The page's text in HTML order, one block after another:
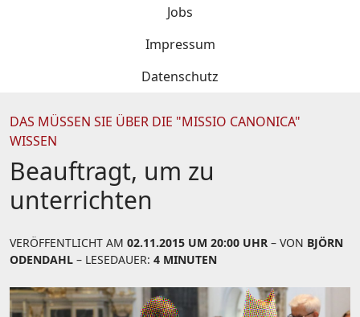
Jobs
Impressum
Datenschutz
DAS MÜSSEN SIE ÜBER DIE "MISSIO CANONICA"
WISSEN
Beauftragt, um zu
unterrichten
VERÖFFENTLICHT AM 02.11.2015 UM 20:00 UHR – VON BJÖRN
ODENDAHL – LESEDAUER: 4 MINUTEN